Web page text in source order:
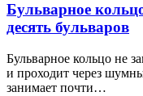
Бульварное
десять бульваров
Бульварное кольцо не
и проходит через
занимает почти…